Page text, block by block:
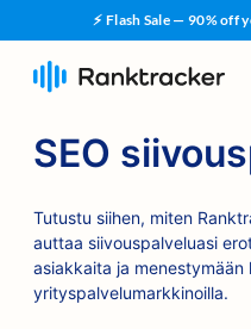
⚡ Flash Sale — 90%
SEO
Tutustu siihen, miten
auttaa siivouspalveluasi
asiakkaita ja menestymään
yrityspalvelumarkkinoilla.